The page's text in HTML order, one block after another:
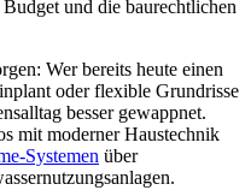
und die baurechtlichen
Wer bereits heute einen
oder flexible Grundrisse
besser gewappnet.
mit moderner Haustechnik
Systemen über